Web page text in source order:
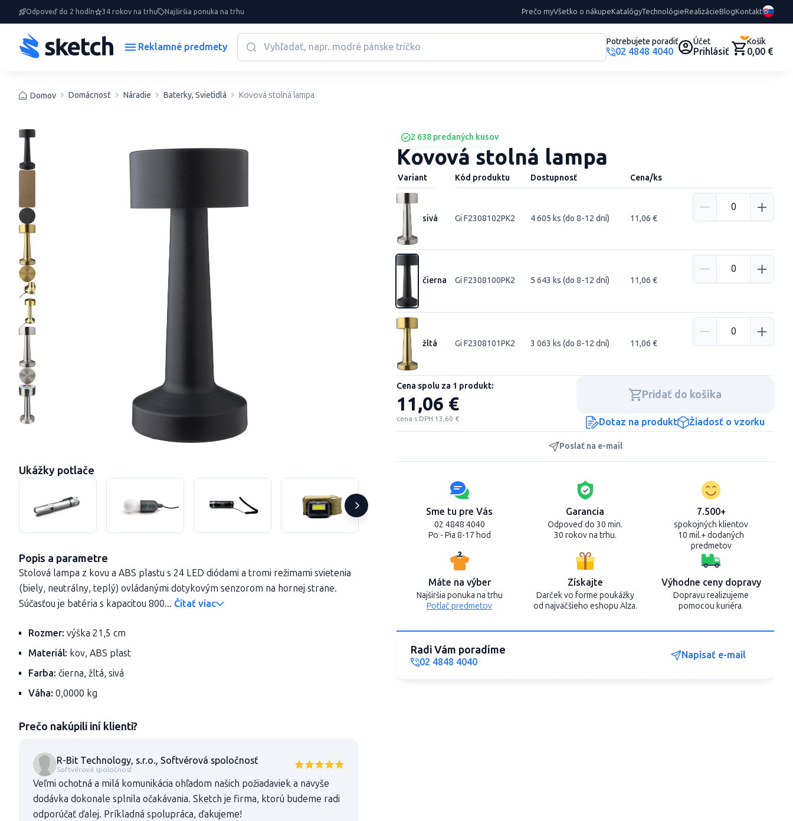
Odpoveď do 2 hodín 34 rokov na trhu Najširšia ponuka na trhu Prečo myVšetko o nákupeKatalógyTechnológieRealizácieBlogKontakt
Reklamné predmety Potrebujete poradiť
02 4848 4040
Účet
Prihlásiť
0
Košík
0,00 €
Domov Domácnosť Náradie Baterky, Svietidlá Kovová stolná lampa
2 638 predaných kusov
Kovová stolná lampa
Variant Kód produktu Dostupnosť Cena/ks
sivá Gi F2308102PK2 4 605 ks (do 8-12 dní) 11,06 €
čierna Gi F2308100PK2 5 643 ks (do 8-12 dní) 11,06 €
žltá Gi F2308101PK2 3 063 ks (do 8-12 dní) 11,06 €
Cena spolu za 1 produkt:
11,06 €
cena s DPH 13,60 €
Pridať do košíka
Dotaz na produkt Žiadosť o vzorku
Poslať na e-mail
Sme tu pre Vás
02 4848 4040
Po - Pia 8-17 hod
Garancia
Odpoveď do 30 min.
30 rokov na trhu.
7.500+
spokojných klientov
10 mil.+ dodaných
predmetov
Máte na výber
Najširšia ponuka na trhu
Potlač predmetov
Získajte
Darček vo forme poukážky
od najväčšieho eshopu Alza.
Výhodne ceny dopravy
Dopravu realizujeme
pomocou kuriéra.
Radi Vám poradíme
02 4848 4040
Napísať e-mail
Ukážky potlače
Popis a parametre
Stolová lampa z kovu a ABS plastu s 24 LED diódami a tromi režimami svietenia
(biely, neutrálny, teplý) ovládanými dotykovým senzorom na hornej strane.
Súčasťou je batéria s kapacitou 800... Čítať viac
Rozmer: výška 21,5 cm
Materiál: kov, ABS plast
Farba: čierna, žltá, sivá
Váha: 0,0000 kg
Prečo nakúpili iní klienti?
R-Bit Technology, s.r.o., Softvérová spoločnosť
Softvérová spoločnosť
Veľmi ochotná a milá komunikácia ohľadom našich požiadaviek a navyše
dodávka dokonale splnila očakávania. Sketch je firma, ktorú budeme radi
odporúčať ďalej. Príkladná spolupráca, ďakujeme!